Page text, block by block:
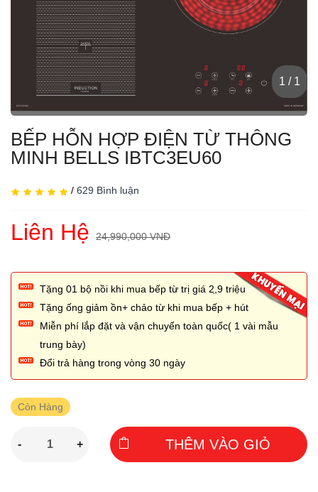
1 / 1
BẾP HỖN HỢP ĐIỆN TỪ THÔNG
MINH BELLS IBTC3EU60
/ 629 Bình luận
Liên Hệ 24,990,000 VNĐ
Tặng 01 bộ nồi khi mua bếp từ trị giá 2,̣9 triệu
Tặng ống giảm ồn+ chảo từ khi mua bếp + hút
Miễn phí lắp đặt và vận chuyển toàn quốc( 1 vài mẫu
trung bày)
Đổi trả hàng trong vòng 30 ngày
Còn Hàng
- + THÊM VÀO GIỎ